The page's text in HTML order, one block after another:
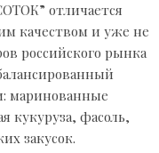
отличается
качеством и уже не
российского рынка
маринованные
кукуруза, фасоль,
закусок.